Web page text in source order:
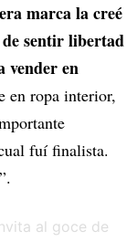
marca la creé
de sentir libertad
vender en
en ropa interior,
fuí finalista.